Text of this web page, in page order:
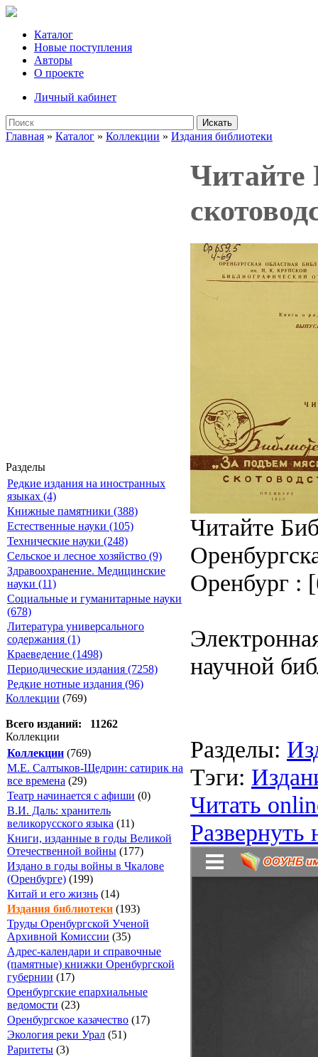
Каталог
Новые поступления
Авторы
О проекте
Личный кабинет
Искать
Главная » Каталог » Коллекции » Издания библиотеки
Разделы
Редкие издания на иностранных
языках (4)
Книжные памятники (388)
Естественные науки (105)
Технические науки (248)
Сельское и лесное хозяйство (9)
Здравоохранение. Медицинские
науки (11)
Социальные и гуманитарные науки
(678)
Литература универсального
содержания (1)
Краеведение (1498)
Периодические издания (7258)
Редкие нотные издания (96)
Коллекции (769)
Всего изданий: 11262
Коллекции
Коллекции (769)
М.Е. Салтыков-Щедрин: сатирик на
все времена (29)
Театр начинается с афиши (0)
В.И. Даль: хранитель
великорусского языка (11)
Книги, изданные в годы Великой
Отечественной войны (177)
Издано в годы войны в Чкалове
(Оренбурге) (199)
Китай и его жизнь (14)
Издания библиотеки (193)
Труды Оренбургской Ученой
Архивной Комиссии (35)
Адрес-календари и справочные
(памятные) книжки Оренбургской
губернии (17)
Оренбургские епархиальные
ведомости (23)
Оренбургское казачество (17)
Экология реки Урал (51)
Раритеты (3)
Читайте
Читайте
Оренбург :
научной
Разделы:
Тэги:
Читать
Развернуть